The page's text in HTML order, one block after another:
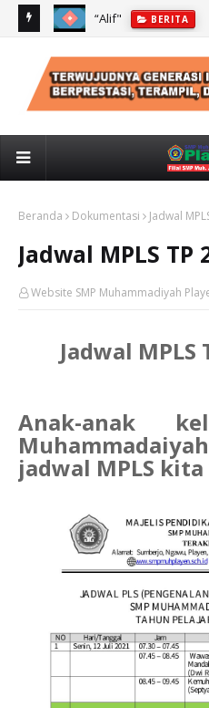
2023 “Alif" BERITA
Beranda Dokumentasi Jadwal
Jadwal MPLS TP
Website SMP Muhammadiyah
Jadwal MPLS
Anak-anak
jadwal MPLS